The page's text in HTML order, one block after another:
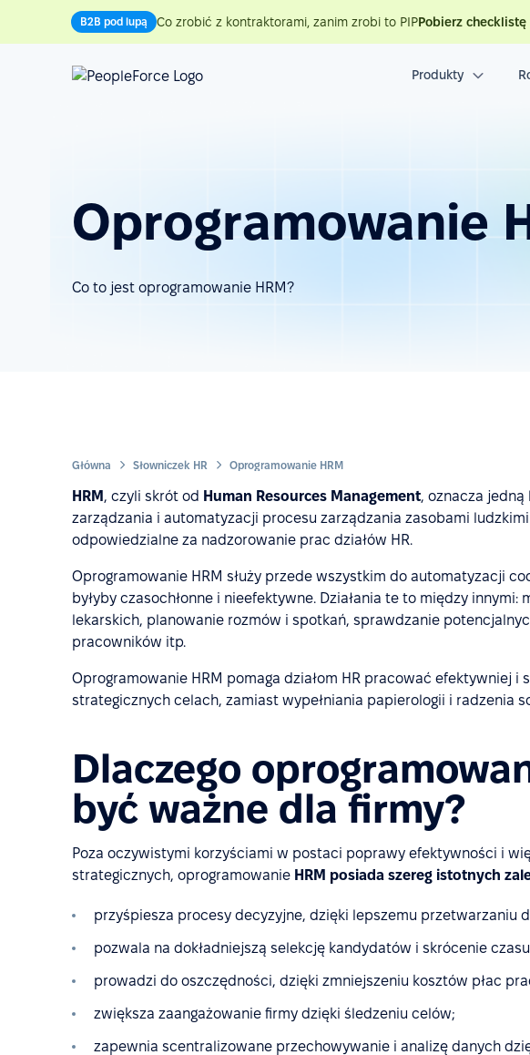
B2B pod lupą Co zrobić z kontraktorami, zanim zrobi to PIPPobierz checklistę
Produkty
Oprogramowanie
Co to jest oprogramowanie HRM?
Główna Słowniczek HR Oprogramowanie HRM
HRM , czyli skrót od Human Resources Management, oznacza
zarządzania i automatyzacji procesu zarządzania zasobami
odpowiedzialne za nadzorowanie prac działów HR.
Oprogramowanie HRM służy przede wszystkim do automatyzacji
byłyby czasochłonne i nieefektywne. Działania te to między
lekarskich, planowanie rozmów i spotkań, sprawdzanie
pracowników itp.
Oprogramowanie HRM pomaga działom HR pracować efektywniej i
strategicznych celach, zamiast wypełniania papierologii i radzenia
Dlaczego
być ważne dla firmy?
Poza oczywistymi korzyściami w postaci poprawy efektywności i
strategicznych, oprogramowanie HRM posiada szereg istotnych
przyśpiesza procesy decyzyjne, dzięki lepszemu przetwarzaniu
pozwala na dokładniejszą selekcję kandydatów i skrócenie
prowadzi do oszczędności, dzięki zmniejszeniu kosztów płac
zwiększa zaangażowanie firmy dzięki śledzeniu celów;
zapewnia scentralizowane przechowywanie i analizę danych